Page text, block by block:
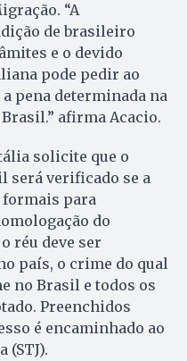
“A
de brasileiro
e o devido
pode pedir ao
pena determinada na
afirma Acacio.
solicite que o
será verificado se a
para
do
réu deve ser
país, o crime do qual
no Brasil e todos os
Preenchidos
é encaminhado ao
(STJ).